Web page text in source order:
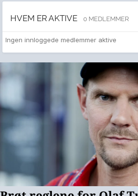
HVEM ER AKTIVE 0 MEDLEMMER
Ingen innloggede medlemmer aktive